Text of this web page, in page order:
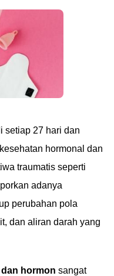
setiap 27 hari dan
hormonal dan
traumatis seperti
adanya
perubahan pola
dan aliran darah yang
hormon sangat